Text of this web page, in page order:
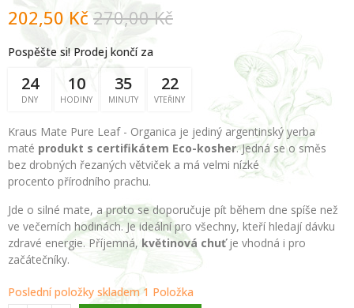
202,50 Kč 270,00 Kč
Pospěšte si! Prodej končí za
24
DNY
10
HODINY
35
MINUTY
21
VTEŘINY
Kraus Mate Pure Leaf - Organica je jediný argentinský yerba
maté produkt s certifikátem Eco-kosher. Jedná se o směs
bez drobných řezaných větviček a má velmi nízké
procento přírodního prachu.
Jde o silné mate, a proto se doporučuje pít během dne spíše než
ve večerních hodinách. Je ideální pro všechny, kteří hledají dávku
zdravé energie. Příjemná, květinová chuťje vhodná i pro
začátečníky.
Poslední položky skladem 1 Položka